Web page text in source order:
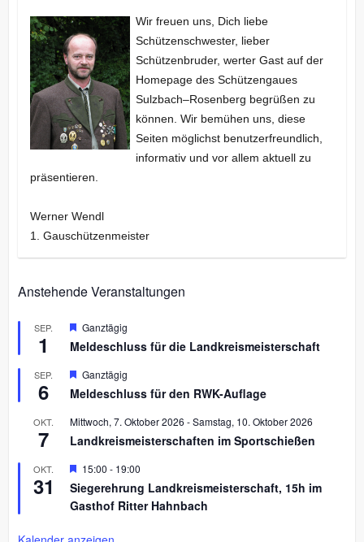
Wir freuen uns, Dich liebe
Schützenschwester, lieber
Schützenbruder, werter Gast auf der
Homepage des Schützengaues
Sulzbach–Rosenberg begrüßen zu
können. Wir bemühen uns, diese
Seiten möglichst benutzerfreundlich,
informativ und vor allem aktuell zu
präsentieren.
Werner Wendl
1. Gauschützenmeister
Anstehende Veranstaltungen
SEP.
1
H
r
o
r
e
h
o
e
Ganztägig
Meldeschluss für die Landkreismeisterschaft
SEP.
6
H
r
o
r
e
h
o
b
Ganztägig
Meldeschluss für den RWK-Auflage
OKT.
7
Mittwoch, 7. Oktober 2026 -Samstag, 10. Oktober 2026
Landkreismeisterschaften im Sportschießen
OKT.
31
H
r
v
15:00 - 19:00
Siegerehrung Landkreismeisterschaft, 15h im
Gasthof Ritter Hahnbach